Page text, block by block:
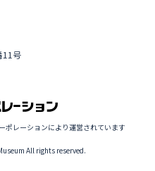
11号
ポレーションにより運営されています
All rights reserved.